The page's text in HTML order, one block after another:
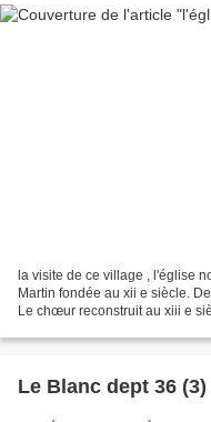
la visite de ce village , l'église
Martin fondée au xii e siècle.
Le chœur reconstruit au xiii e
Le Blanc dept 36 (3)